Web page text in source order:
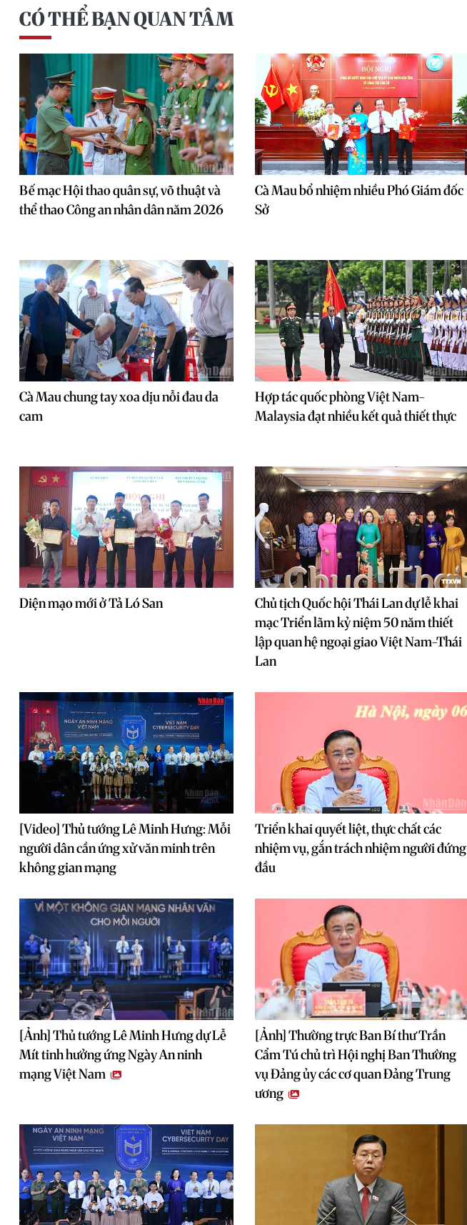
CÓ THỂ BẠN QUAN TÂM
Bế mạc Hội thao quân sự, võ thuật và
thể thao Công an nhân dân năm 2026
Cà Mau bổ nhiệm nhiều Phó Giám đốc
Sở
Cà Mau chung tay xoa dịu nỗi đau da
cam
Hợp tác quốc phòng Việt Nam-
Malaysia đạt nhiều kết quả thiết thực
Diện mạo mới ở Tả Ló San
Chủ tịch Quốc hội Thái Lan dự lễ khai
mạc Triển lãm kỷ niệm 50 năm thiết
lập quan hệ ngoại giao Việt Nam-Thái
Lan
[Video] Thủ tướng Lê Minh Hưng: Mỗi
người dân cần ứng xử văn minh trên
không gian mạng
Triển khai quyết liệt, thực chất các
nhiệm vụ, gắn trách nhiệm người đứng
đầu
[Ảnh] Thủ tướng Lê Minh Hưng dự Lễ
Mít tinh hưởng ứng Ngày An ninh
mạng Việt Nam
[Ảnh] Thường trực Ban Bí thư Trần
Cẩm Tú chủ trì Hội nghị Ban Thường
vụ Đảng ủy các cơ quan Đảng Trung
ương